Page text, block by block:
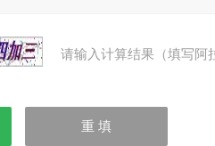
请输入计算结果（填写阿